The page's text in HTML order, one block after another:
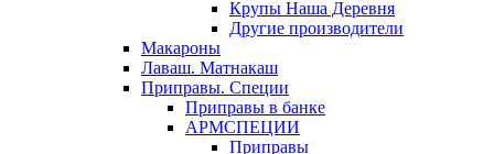
Крупы Наша Деревня
Другие производители
Макароны
Лаваш. Матнакаш
Приправы. Специи
Приправы в банке
АРМСПЕЦИИ
Приправы